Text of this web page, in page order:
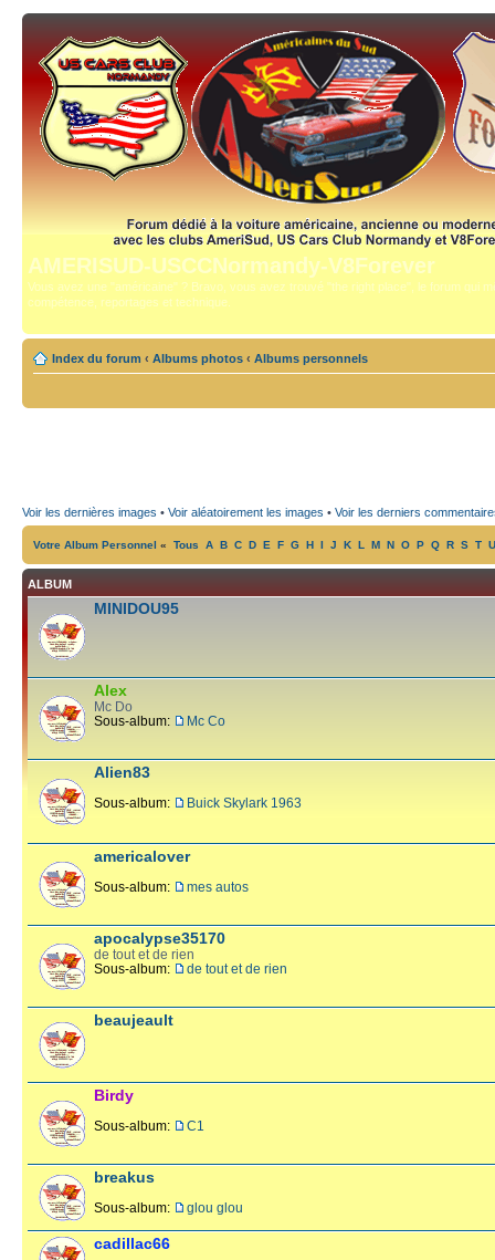
AMERISUD-USCCNormandy-V8Forever
Vous avez une "américaine" ? Bravo, vous avez trouvé "the right place", le forum qui
compétence, reportages et technique.
Index du forum ‹ Albums photos ‹ Albums personnels
Voir les dernières images • Voir aléatoirement les images • Voir les derniers
Votre Album Personnel « Tous A B C D E F G H I J K L M N O P Q R S T U
ALBUM
MINIDOU95
Alex
Mc Do
Sous-album:
Mc Co
Alien83
Sous-album: Buick Skylark 1963
americalover
Sous-album: mes autos
apocalypse35170
de tout et de rien
Sous-album:
de tout et de rien
beaujeault
Birdy
Sous-album: C1
breakus
Sous-album: glou glou
cadillac66